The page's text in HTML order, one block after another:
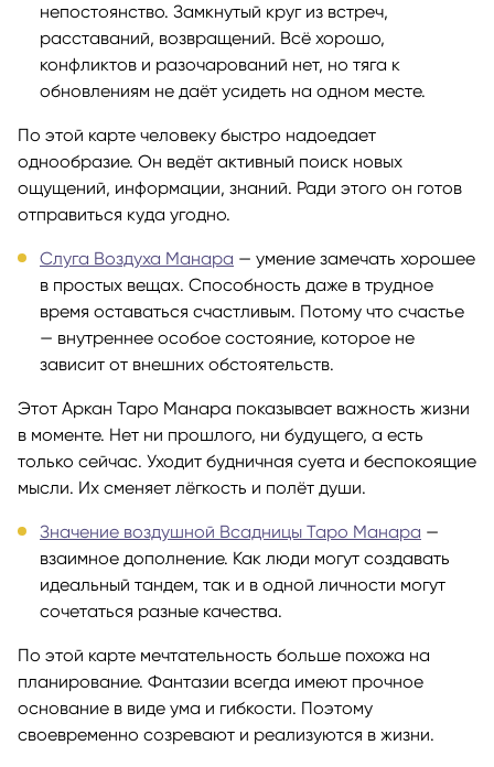
непостоянство. Замкнутый круг из встреч,
расставаний, возвращений. Всё хорошо,
конфликтов и разочарований нет, но тяга к
обновлениям не даёт усидеть на одном месте.
По этой карте человеку быстро надоедает
однообразие. Он ведёт активный поиск новых
ощущений, информации, знаний. Ради этого он готов
отправиться куда угодно.
Слуга Воздуха Манара — умение замечать хорошее
в простых вещах. Способность даже в трудное
время оставаться счастливым. Потому что счастье
— внутреннее особое состояние, которое не
зависит от внешних обстоятельств.
Этот Аркан Таро Манара показывает важность жизни
в моменте. Нет ни прошлого, ни будущего, а есть
только сейчас. Уходит будничная суета и беспокоящие
мысли. Их сменяет лёгкость и полёт души.
Значение воздушной Всадницы Таро Манара —
взаимное дополнение. Как люди могут создавать
идеальный тандем, так и в одной личности могут
сочетаться разные качества.
По этой карте мечтательность больше похожа на
планирование. Фантазии всегда имеют прочное
основание в виде ума и гибкости. Поэтому
своевременно созревают и реализуются в жизни.